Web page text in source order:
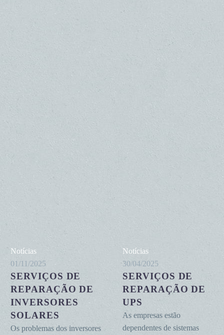
Serviços
de
reparação
de
inversores
solares
Notícias
01/11/2025
SERVIÇOS DE
REPARAÇÃO DE
INVERSORES
SOLARES
Os problemas dos inversores
Serviços
de
reparação
de
UPS
Notícias
30/04/2025
SERVIÇOS DE
REPARAÇÃO DE
UPS
As empresas estão
dependentes de sistemas